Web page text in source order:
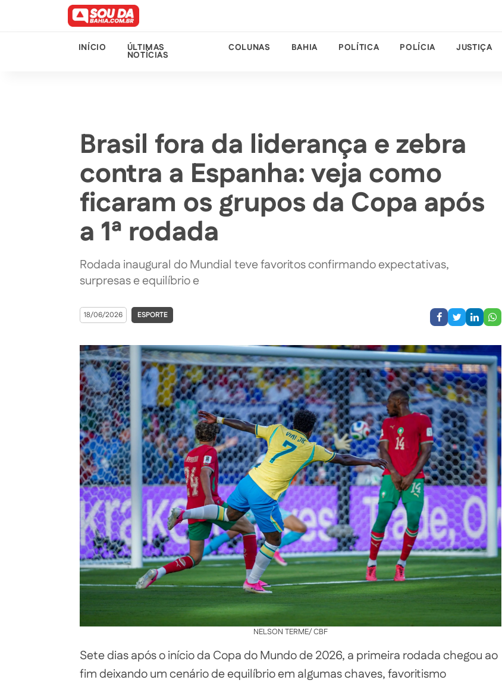
INÍCIO ÚLTIMAS
NOTÍCIAS
COLUNAS BAHIA POLÍTICA POLÍCIA JUSTIÇA
Brasil fora da liderança e zebra
contra a Espanha: veja como
ficaram os grupos da Copa após
a 1ª rodada
Rodada inaugural do Mundial teve favoritos confirmando expectativas,
surpresas e equilíbrio e
18/06/2026 ESPORTE
NELSON TERME/ CBF
Sete dias após o início da Copa do Mundo de 2026, a primeira rodada chegou ao
fim deixando um cenário de equilíbrio em algumas chaves, favoritismo